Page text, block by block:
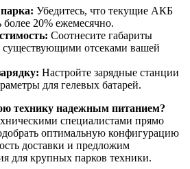
Убедитесь, что текущие АКБ
более 20% ежемесячно.
Соотнесите габариты
отсеками вашей
Настройте зарядные станции
для гелевых батарей.
технику надежным питанием?
специалистами прямо
оптимальную конфигурацию
доставки и предложим
для крупных парков техники.